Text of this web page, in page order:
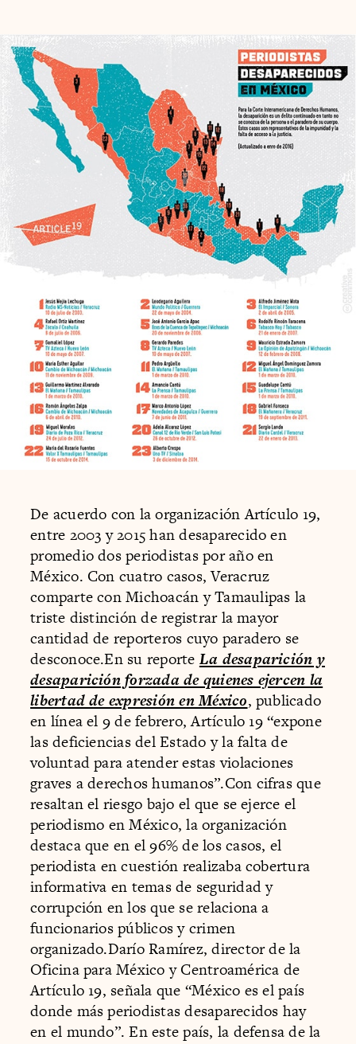
De acuerdo con la organización Artículo 19,
entre 2003 y 2015 han desaparecido en
promedio dos periodistas por año en
México. Con cuatro casos, Veracruz
comparte con Michoacán y Tamaulipas la
triste distinción de registrar la mayor
cantidad de reporteros cuyo paradero se
desconoce.En su reporte La desaparición y
desaparición forzada de quienes ejercen la
libertad de expresión en México, publicado
en línea el 9 de febrero, Artículo 19 “expone
las deficiencias del Estado y la falta de
voluntad para atender estas violaciones
graves a derechos humanos”.Con cifras que
resaltan el riesgo bajo el que se ejerce el
periodismo en México, la organización
destaca que en el 96% de los casos, el
periodista en cuestión realizaba cobertura
informativa en temas de seguridad y
corrupción en los que se relaciona a
funcionarios públicos y crimen
organizado.Darío Ramírez, director de la
Oficina para México y Centroamérica de
Artículo 19, señala que “México es el país
donde más periodistas desaparecidos hay
en el mundo”. En este país, la defensa de la